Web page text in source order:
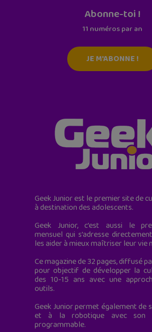
Abonne-toi !
11 numéros par an
JE M'ABONNE !
Geek Junior est le premier site de
à destination des adolescents.
Geek Junior, c’est aussi le
mensuel qui s’adresse
les aider à mieux maîtriser leur vie
Ce magazine de 32 pages, diffusé
pour objectif de développer la
des 10-15 ans avec une
outils.
Geek Junior permet également de
et à la robotique avec son
programmable.